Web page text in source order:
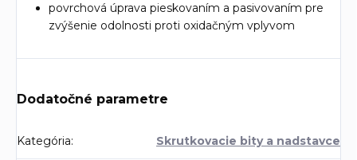
povrchová úprava pieskovaním a pasivovaním pre
zvýšenie odolnosti proti oxidačným vplyvom
Dodatočné parametre
Kategória: Skrutkovacie bity a nadstavce